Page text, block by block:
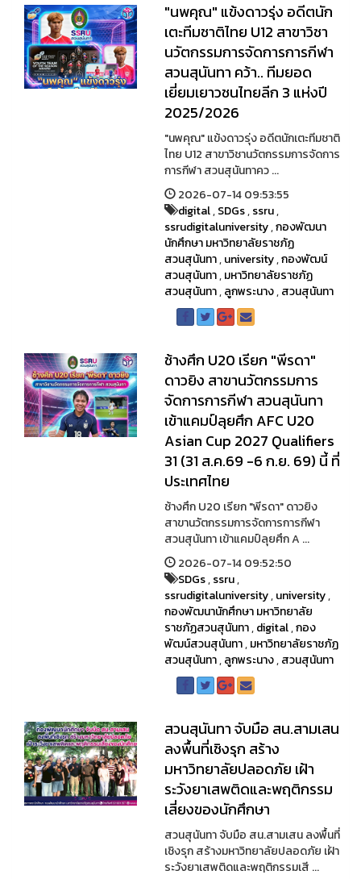
"นพคุณ" แข้งดาวรุ่ง อดีตนัก
เตะทีมชาติไทย U12 สาขาวิชา
นวัตกรรมการจัดการการกีฬา
สวนสุนันทา คว้า.. ทีมยอด
เยี่ยมเยาวชนไทยลีก 3 แห่งปี
2025/2026
"นพคุณ" แข้งดาวรุ่ง อดีตนักเตะทีมชาติ
ไทย U12 สาขาวิชานวัตกรรมการจัดการ
การกีฬา สวนสุนันทาคว ...
2026-07-14 09:53:55
digital,SDGs,ssru,
ssrudigitaluniversity,กองพัฒนา
นักศึกษา มหาวิทยาลัยราชภัฏ
สวนสุนันทา,university,กองพัฒน์
สวนสุนันทา,มหาวิทยาลัยราชภัฏ
สวนสุนันทา,ลูกพระนาง,สวนสุนันทา
ช้างศึก U20 เรียก "พีรดา"
ดาวยิง สาขานวัตกรรมการ
จัดการการกีฬา สวนสุนันทา
เข้าแคมป์ลุยศึก AFC U20
Asian Cup 2027 Qualifiers
31 (31 ส.ค.69 -6 ก.ย. 69) นี้ ที่
ประเทศไทย
ช้างศึก U20 เรียก "พีรดา" ดาวยิง
สาขานวัตกรรมการจัดการการกีฬา
สวนสุนันทา เข้าแคมป์ลุยศึก A ...
2026-07-14 09:52:50
SDGs,ssru,
ssrudigitaluniversity,university,
กองพัฒนานักศึกษา มหาวิทยาลัย
ราชภัฏสวนสุนันทา,digital,กอง
พัฒน์สวนสุนันทา,มหาวิทยาลัยราชภัฏ
สวนสุนันทา,ลูกพระนาง,สวนสุนันทา
สวนสุนันทา จับมือ สน.สามเสน
ลงพื้นที่เชิงรุก สร้าง
มหาวิทยาลัยปลอดภัย เฝ้า
ระวังยาเสพติดและพฤติกรรม
เสี่ยงของนักศึกษา
สวนสุนันทา จับมือ สน.สามเสน ลงพื้นที่
เชิงรุก สร้างมหาวิทยาลัยปลอดภัย เฝ้า
ระวังยาเสพติดและพฤติกรรมเสี ...